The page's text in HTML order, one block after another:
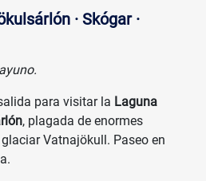
· Skógar ·
para visitar la Laguna
, plagada de enormes
Vatnajökull. Paseo en